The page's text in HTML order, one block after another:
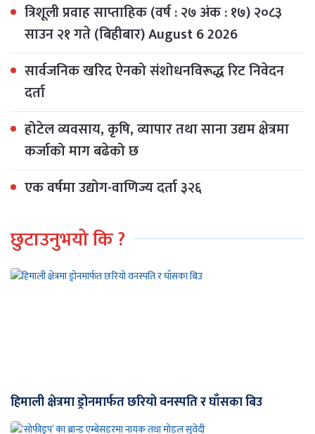
त्रिशूली प्रवाह साप्ताहिक (वर्ष : २७ अंक : १७) २०८३
साउन २१ गते (बिहीबार) August 6 2026
सार्वजनिक खरिद ऐनको संशोधनविरूद्ध रिट निवेदन
दर्ता
होटेल व्यवसाय, कृषि, व्यापार तथा साना उद्यम क्षेत्रमा
कर्जाको माग बढेको छ
एक वर्षमा उद्योग-वाणिज्य दर्ता ३२६
छुटाउनुभयो कि ?
हिमाली क्षेत्रमा ड्रोनमार्फत छरियो वनस्पति र घाँसका बिउ